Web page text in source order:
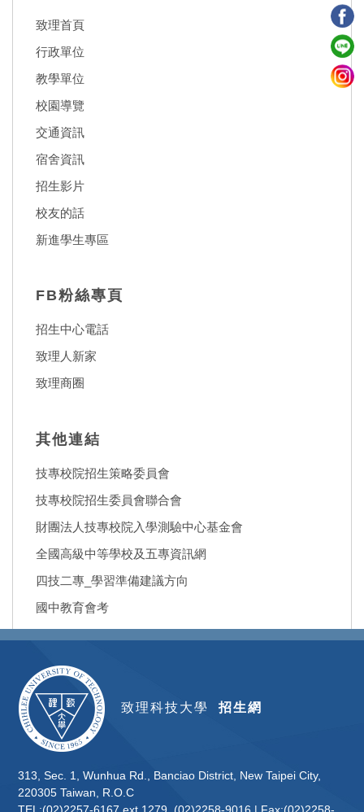
致理首頁
行政單位
教學單位
校園導覽
交通資訊
宿舍資訊
招生影片
校友的話
新進學生專區
FB粉絲專頁
招生中心電話
致理人新家
致理商圈
其他連結
技專校院招生策略委員會
技專校院招生委員會聯合會
財團法人技專校院入學測驗中心基金會
全國高級中等學校及五專資訊網
四技二專_學習準備建議方向
國中教育會考
致理科技大學招生網
313, Sec. 1, Wunhua Rd., Banciao District, New Taipei City,
220305 Taiwan, R.O.C